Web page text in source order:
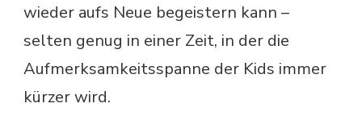
wieder aufs Neue begeistern kann –
selten genug in einer Zeit, in der die
Aufmerksamkeitsspanne der Kids immer
kürzer wird.